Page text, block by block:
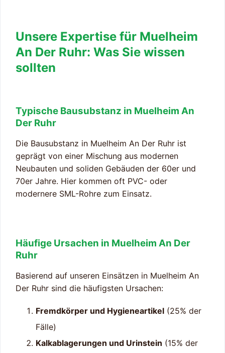
Unsere Expertise für Muelheim
An Der Ruhr: Was Sie wissen
sollten
Typische Bausubstanz in Muelheim An
Der Ruhr
Die Bausubstanz in Muelheim An Der Ruhr ist
geprägt von einer Mischung aus modernen
Neubauten und soliden Gebäuden der 60er und
70er Jahre. Hier kommen oft PVC- oder
modernere SML-Rohre zum Einsatz.
Häufige Ursachen in Muelheim An Der
Ruhr
Basierend auf unseren Einsätzen in Muelheim An
Der Ruhr sind die häufigsten Ursachen:
Fremdkörper und Hygieneartikel (25% der
Fälle)
Kalkablagerungen und Urinstein (15% der